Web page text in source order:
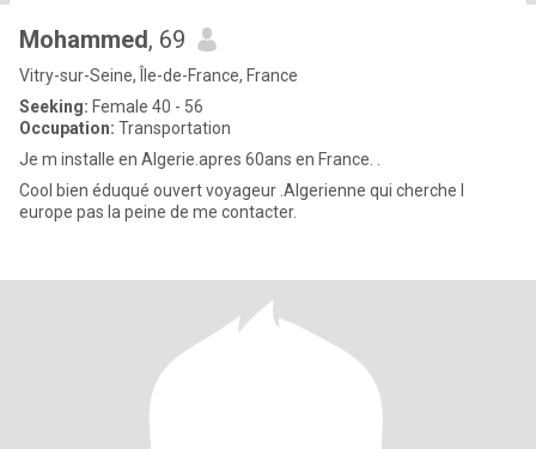
Mohammed, 69
Vitry-sur-Seine, Île-de-France, France
Seeking: Female 40 - 56
Occupation: Transportation
Je m installe en Algerie.apres 60ans en France. .
Cool bien éduqué ouvert voyageur .Algerienne qui cherche l
europe pas la peine de me contacter.